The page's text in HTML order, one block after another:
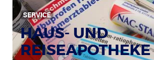
SERVICE
HAUS- UND
REISEAPOTHEKE